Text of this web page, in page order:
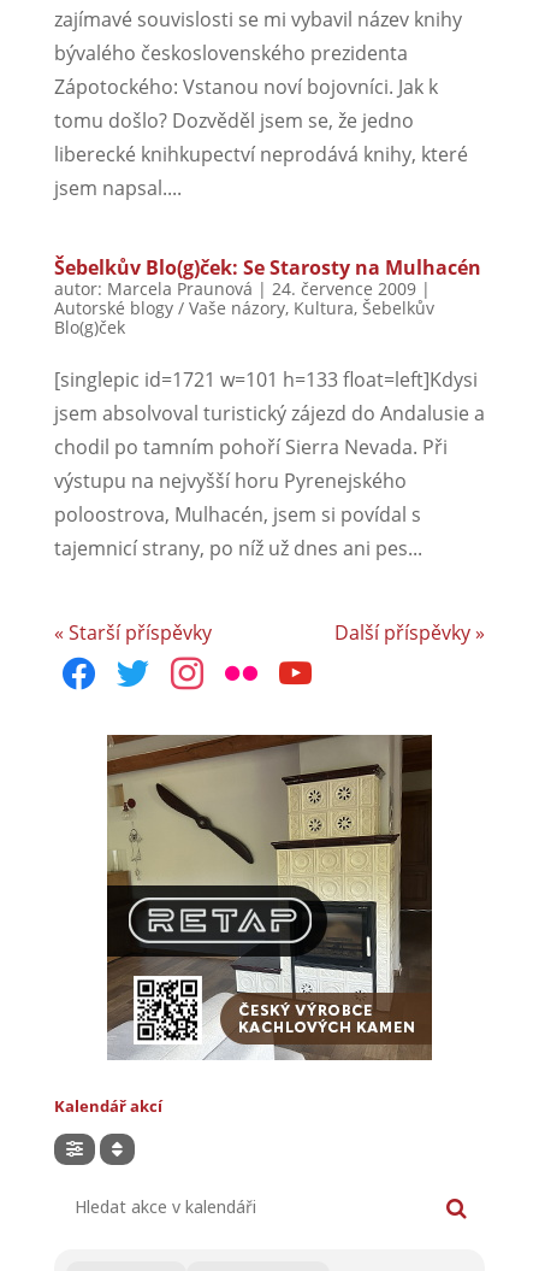
zajímavé souvislosti se mi vybavil název knihy
bývalého československého prezidenta
Zápotockého: Vstanou noví bojovníci. Jak k
tomu došlo? Dozvěděl jsem se, že jedno
liberecké knihkupectví neprodává knihy, které
jsem napsal....
Šebelkův Blo(g)ček: Se Starosty na Mulhacén
autor: Marcela Praunová | 24. července 2009|
Autorské blogy / Vaše názory, Kultura, Šebelkův
Blo(g)ček
[singlepic id=1721 w=101 h=133 float=left]Kdysi
jsem absolvoval turistický zájezd do Andalusie a
chodil po tamním pohoří Sierra Nevada. Při
výstupu na nejvyšší horu Pyrenejského
poloostrova, Mulhacén, jsem si povídal s
tajemnicí strany, po níž už dnes ani pes...
« Starší příspěvky
Další příspěvky »
facebooktwitterinstagram
flickr youtube
Kalendář akcí